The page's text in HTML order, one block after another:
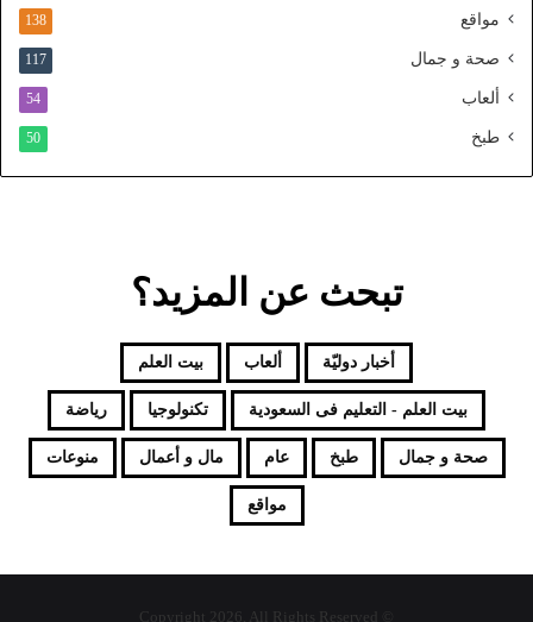
و
د
مواقع 138
صحة و جمال 117
ألعاب 54
طبخ 50
تبحث عن المزيد؟
أخبار دوليّة ألعاب بيت العلم
بيت العلم - التعليم فى السعودية تكنولوجيا رياضة
صحة و جمال طبخ عام مال و أعمال منوعات
مواقع